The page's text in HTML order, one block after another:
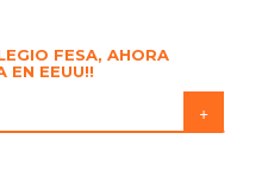
FESA, AHORA
EN EEUU!!
+